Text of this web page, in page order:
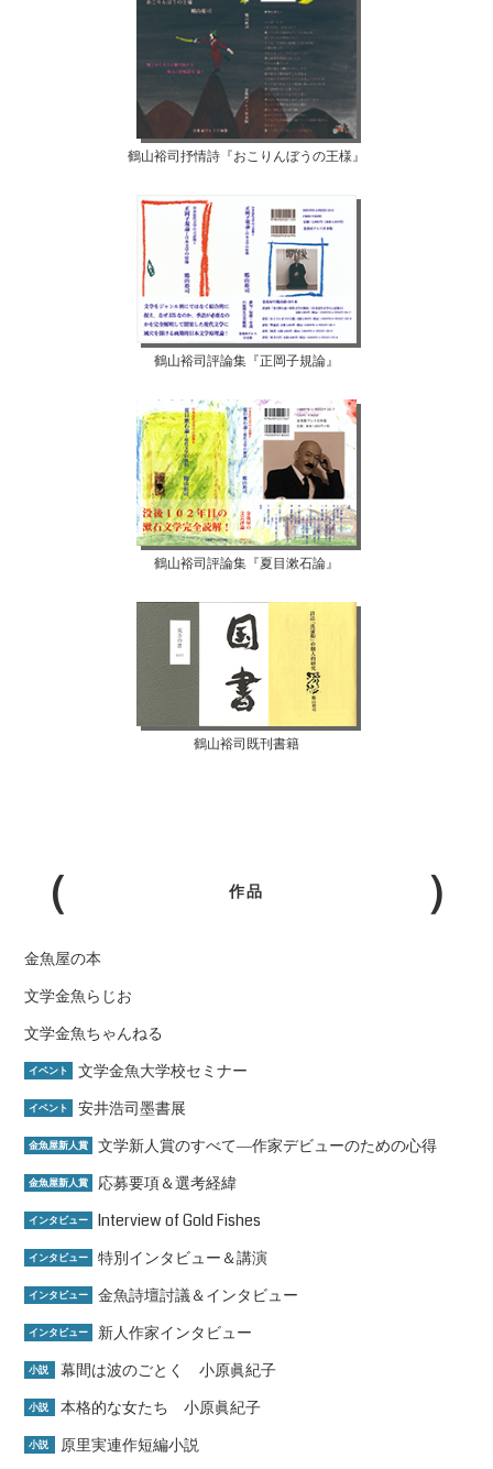
鶴山裕司抒情詩『おこりんぼうの王様』
鶴山裕司評論集『正岡子規論』
鶴山裕司評論集『夏目漱石論』
鶴山裕司既刊書籍
作品
金魚屋の本
文学金魚らじお
文学金魚ちゃんねる
イベント 文学金魚大学校セミナー
イベント 安井浩司墨書展
金魚屋新人賞 文学新人賞のすべて―作家デビューのための心得
金魚屋新人賞 応募要項＆選考経緯
インタビュー Interview of Gold Fishes
インタビュー 特別インタビュー＆講演
インタビュー 金魚詩壇討議＆インタビュー
インタビュー 新人作家インタビュー
小説 幕間は波のごとく 小原眞紀子
小説 本格的な女たち 小原眞紀子
小説 原里実連作短編小説